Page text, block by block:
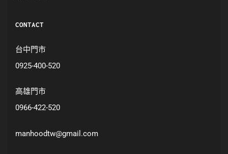
CONTACT
台中門市
0925-400-520
高雄門市
0966-422-520
manhoodtw@gmail.com